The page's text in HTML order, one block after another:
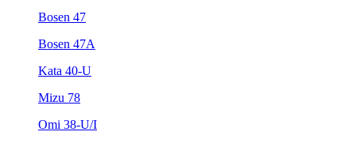
Bosen 47
Bosen 47A
Kata 40-U
Mizu 78
Omi 38-U/I